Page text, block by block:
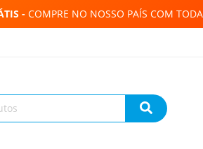
- COMPRE NO NOSSO PAÍS COM